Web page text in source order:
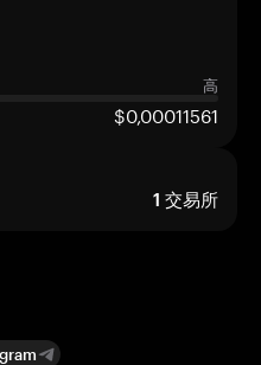
高
$0,00011561
1 交易所